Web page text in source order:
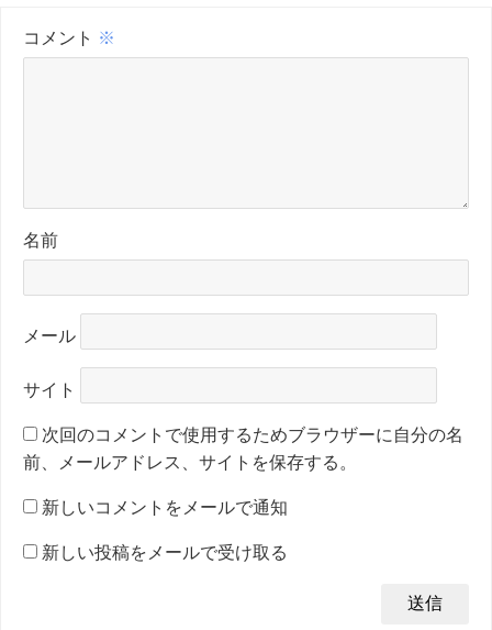
コメント ※
名前
メール
サイト
次回のコメントで使用するためブラウザーに自分の名
前、メールアドレス、サイトを保存する。
新しいコメントをメールで通知
新しい投稿をメールで受け取る